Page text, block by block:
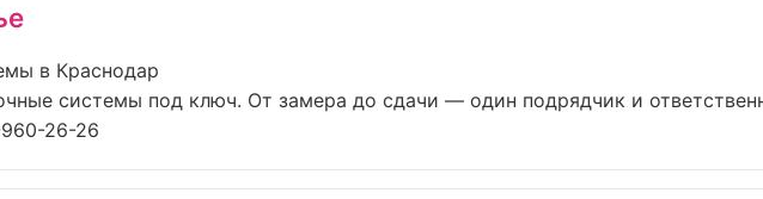
в Краснодар
системы под ключ. От замера до сдачи — один подрядчик и
26-26